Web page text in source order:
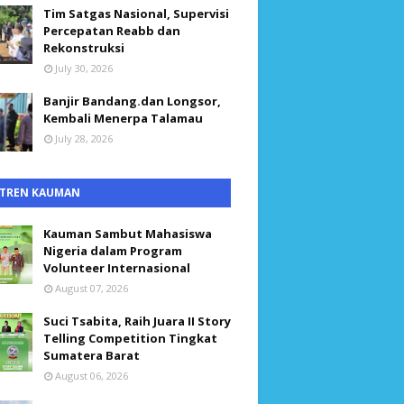
Tim Satgas Nasional, Supervisi
Percepatan Reabb dan
Rekonstruksi
July 30, 2026
Banjir Bandang.dan Longsor,
Kembali Menerpa Talamau
July 28, 2026
KAUMAN
Kauman Sambut Mahasiswa
Nigeria dalam Program
Volunteer Internasional
August 07, 2026
Suci Tsabita, Raih Juara II Story
Telling Competition Tingkat
Sumatera Barat
August 06, 2026